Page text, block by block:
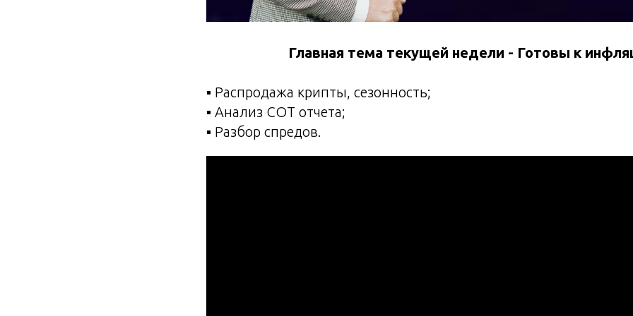
Главная тема текущей недели - Готовы к
▪️ Распродажа крипты, сезонность;
▪️ Анализ СОТ отчета;
▪️ Разбор спредов.